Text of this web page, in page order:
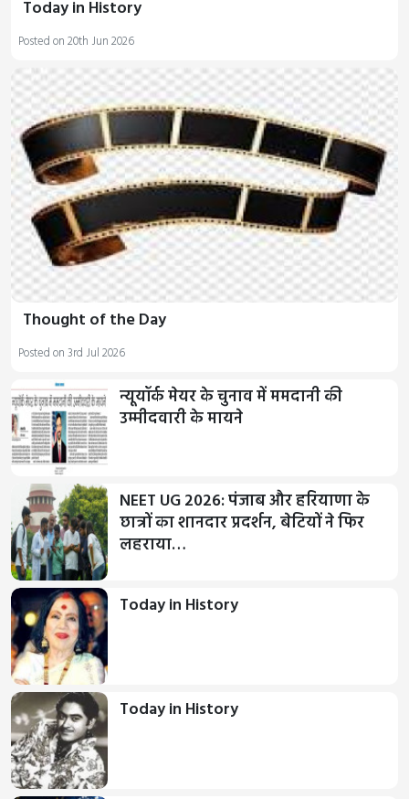
Today in History
Posted on 20th Jun 2026
Thought of the Day
Posted on 3rd Jul 2026
न्यूयॉर्क मेयर के चुनाव में ममदानी की
उम्मीदवारी के मायने
NEET UG 2026: पंजाब और हरियाणा के
छात्रों का शानदार प्रदर्शन, बेटियों ने फिर
लहराया…
Today in History
Today in History